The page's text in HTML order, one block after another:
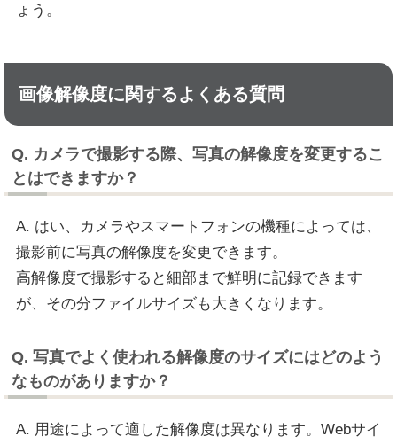
ょう。
画像解像度に関するよくある質問
Q. カメラで撮影する際、写真の解像度を変更するこ
とはできますか？
A. はい、カメラやスマートフォンの機種によっては、
撮影前に写真の解像度を変更できます。
高解像度で撮影すると細部まで鮮明に記録できます
が、その分ファイルサイズも大きくなります。
Q. 写真でよく使われる解像度のサイズにはどのよう
なものがありますか？
A. 用途によって適した解像度は異なります。Webサイ